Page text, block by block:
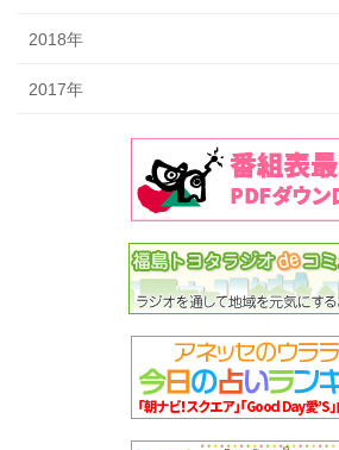
2018年
2017年